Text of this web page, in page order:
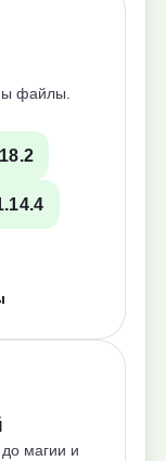
файлы.
магии и